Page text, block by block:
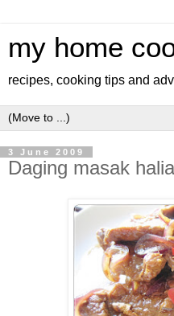
my home
recipes, cooking tips and
3 June 2009
Daging masak halia